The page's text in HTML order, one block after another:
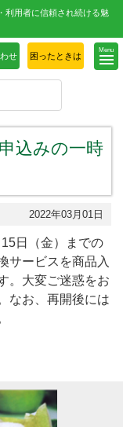
利用者に信頼され続ける魅
Menu
せ 困ったときは
込みの一時
2022年03月01日
日（金）までの
サービスを商品入
。大変ご迷惑をお
なお、再開後には